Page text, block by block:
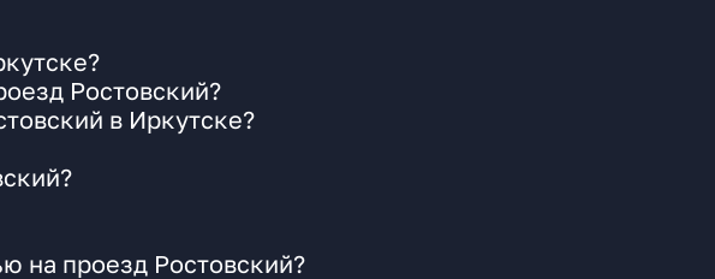
Ростовский?
в Иркутске?
на проезд Ростовский?